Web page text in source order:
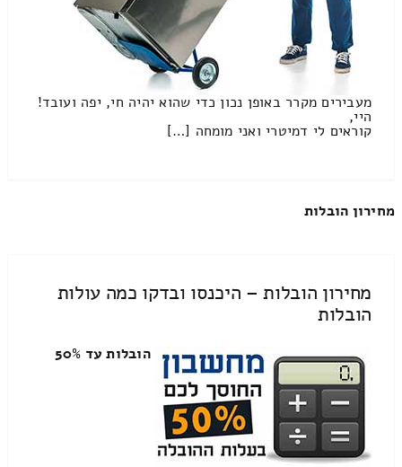
מעבירים מקרר באופן נכון כדי שהוא יהיה חי, יפה ועובד!
היי,
קוראים לי דמיטרי ואני מומחה […]
מחירון הובלות
מחירון הובלות – היכנסו ובדקו כמה עולות
הובלות
הובלות עד 50%